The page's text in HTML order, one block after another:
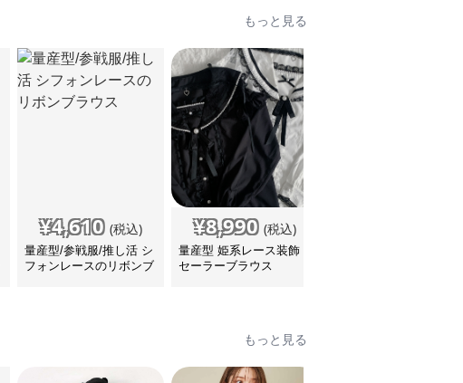
もっと見る
¥4,610 (税込)
量産型/参戦服/推し活 シ
フォンレースのリボンブ
¥8,990 (税込)
量産型 姫系レース装飾
セーラーブラウス
もっと見る